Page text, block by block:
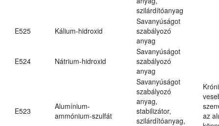
szilárdítóanyag
E525 Kálium-hidroxid
Savanyúságot
szabályozó
anyag
E524 Nátrium-hidroxid
Savanyúságot
szabályozó
anyag
E523
Alumínium-
ammónium-szulfát
Savanyúságot
szabályozó
anyag,
stabilizátor,
szilárdítóanyag,
az